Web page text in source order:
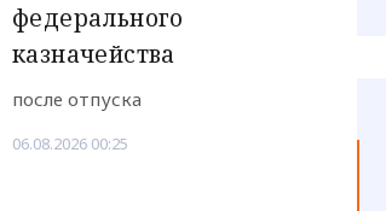
федерального
казначейства
после отпуска
06.08.2026 00:25